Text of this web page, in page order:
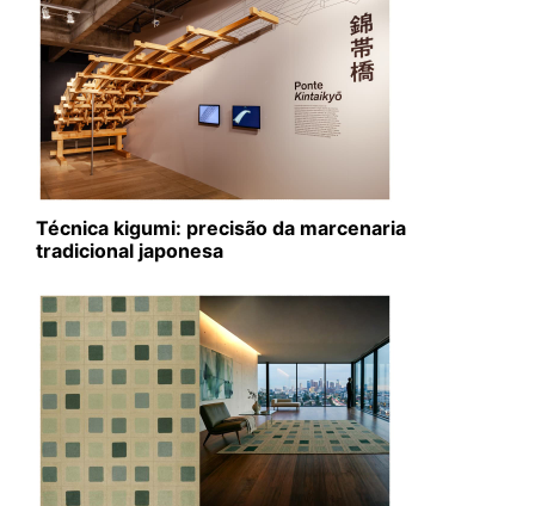
Técnica kigumi: precisão da marcenaria
tradicional japonesa